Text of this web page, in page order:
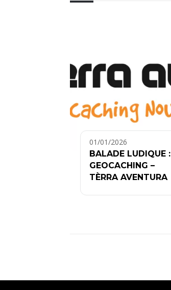
01/01/2026
BALADE LUDIQUE :
GEOCACHING –
TÈRRA AVENTURA